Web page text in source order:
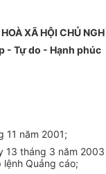
XÃ HỘI CHỦ
- Tự do - Hạnh phúc
11 năm 2001;
13 tháng 3 năm 2003
Quảng cáo;